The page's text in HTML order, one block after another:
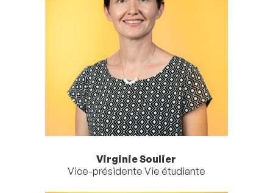
Virginie Soulier
Vice-présidente Vie étudiante